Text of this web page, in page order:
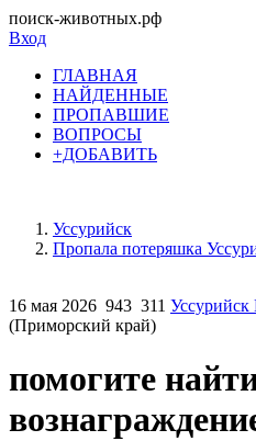
поиск-животных.рф
Вход
ГЛАВНАЯ
НАЙДЕННЫЕ
ПРОПАВШИЕ
ВОПРОСЫ
+ДОБАВИТЬ
Уссурийск
Пропала потеряшка
16 мая 2026 943 311 Уссурийск
(Приморский край)
помогите